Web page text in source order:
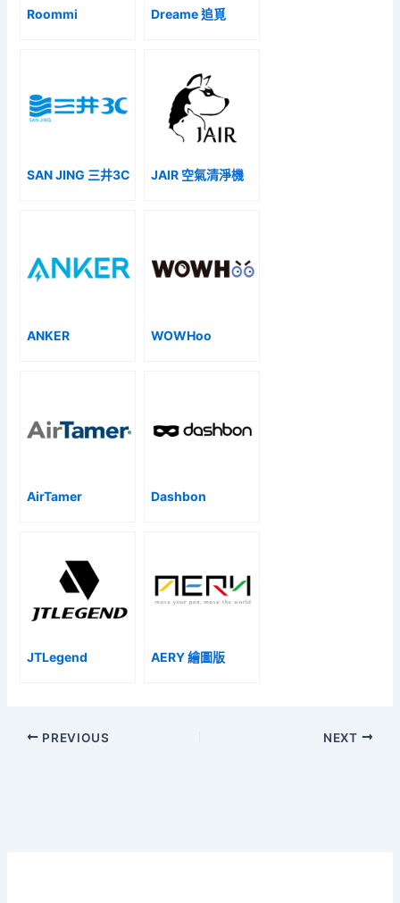
Roommi Dreame 追覓
SAN JING 三井3C JAIR 空氣清淨機
ANKER WOWHoo
AirTamer Dashbon
JTLegend AERY 繪圖版
PREVIOUS NEXT